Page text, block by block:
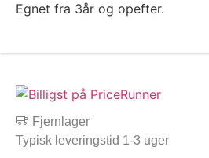
Egnet fra 3år og opefter.
Fjernlager
Typisk leveringstid 1-3 uger